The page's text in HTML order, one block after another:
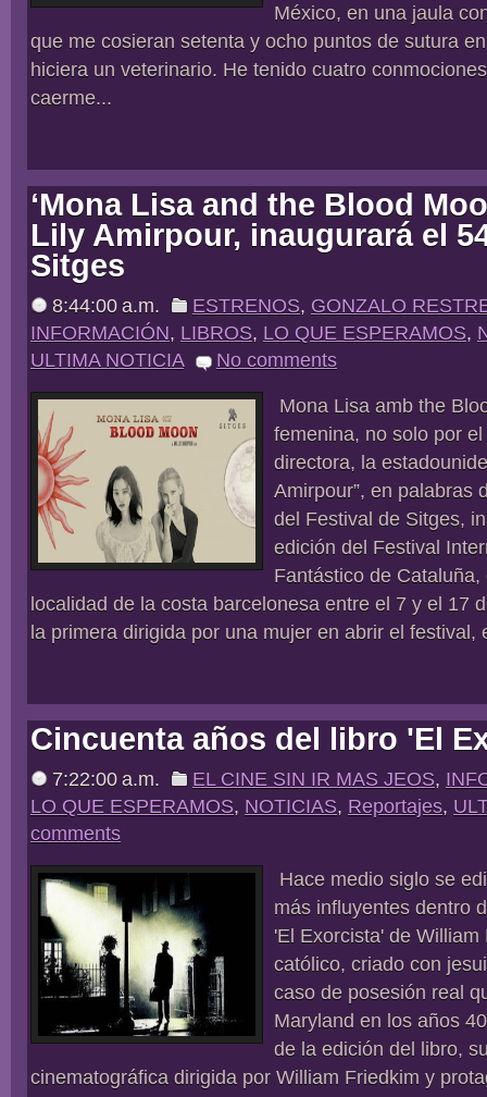
México, en una jaula
que me cosieran setenta y ocho puntos de sutura
hiciera un veterinario. He tenido cuatro
caerme...
‘Mona Lisa and the Blood
Lily Amirpour, inaugurará el
Sitges
8:44:00 a.m. ESTRENOS, GONZALO
INFORMACIÓN, LIBROS, LO QUE ESPERAMOS,
ULTIMA NOTICIA
No comments
Mona Lisa amb the
femenina, no solo por
directora, la
Amirpour”, en palabras
del Festival de Sitges,
edición del Festival
Fantástico de
localidad de la costa barcelonesa entre el 7 y el 17
la primera dirigida por una mujer en abrir el festival,
Cincuenta años del libro 'El
7:22:00 a.m. EL CINE SIN IR MAS JEOS,
LO QUE ESPERAMOS, NOTICIAS, Reportajes,
comments
Hace medio siglo se
más influyentes dentro
'El Exorcista' de
católico, criado con
caso de posesión real
Maryland en los años
de la edición del libro,
cinematográfica dirigida por William Friedkim y